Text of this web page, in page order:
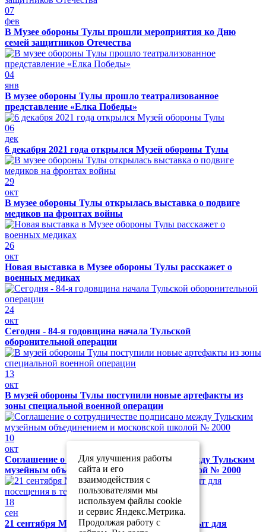
07
фев
В Музее обороны Тулы прошли мероприятия ко Дню
семей защитников Отечества
04
янв
В музее обороны Тулы прошло театрализованное
представление «Елка Победы»
06
дек
6 декабря 2021 года открылся Музей обороны Тулы
29
окт
В музее обороны Тулы открылась выставка о подвиге
медиков на фронтах войны
26
окт
Новая выставка в Музее обороны Тулы расскажет о
военных медиках
24
окт
Сегодня - 84-я годовщина начала Тульской
оборонительной операции
13
окт
В музей обороны Тулы поступили новые артефакты из
зоны специальной военной операции
10
окт
Соглашение о сотрудничестве подписано между Тульским
музейным объединением и московской школой № 2000
18
сен
21 сентября Музей обороны Тулы будет закрыт для
Для улучшения работы
сайта и его
взаимодействия с
пользователями мы
используем файлы cookie
и сервис Яндекс.Метрика.
Продолжая работу с